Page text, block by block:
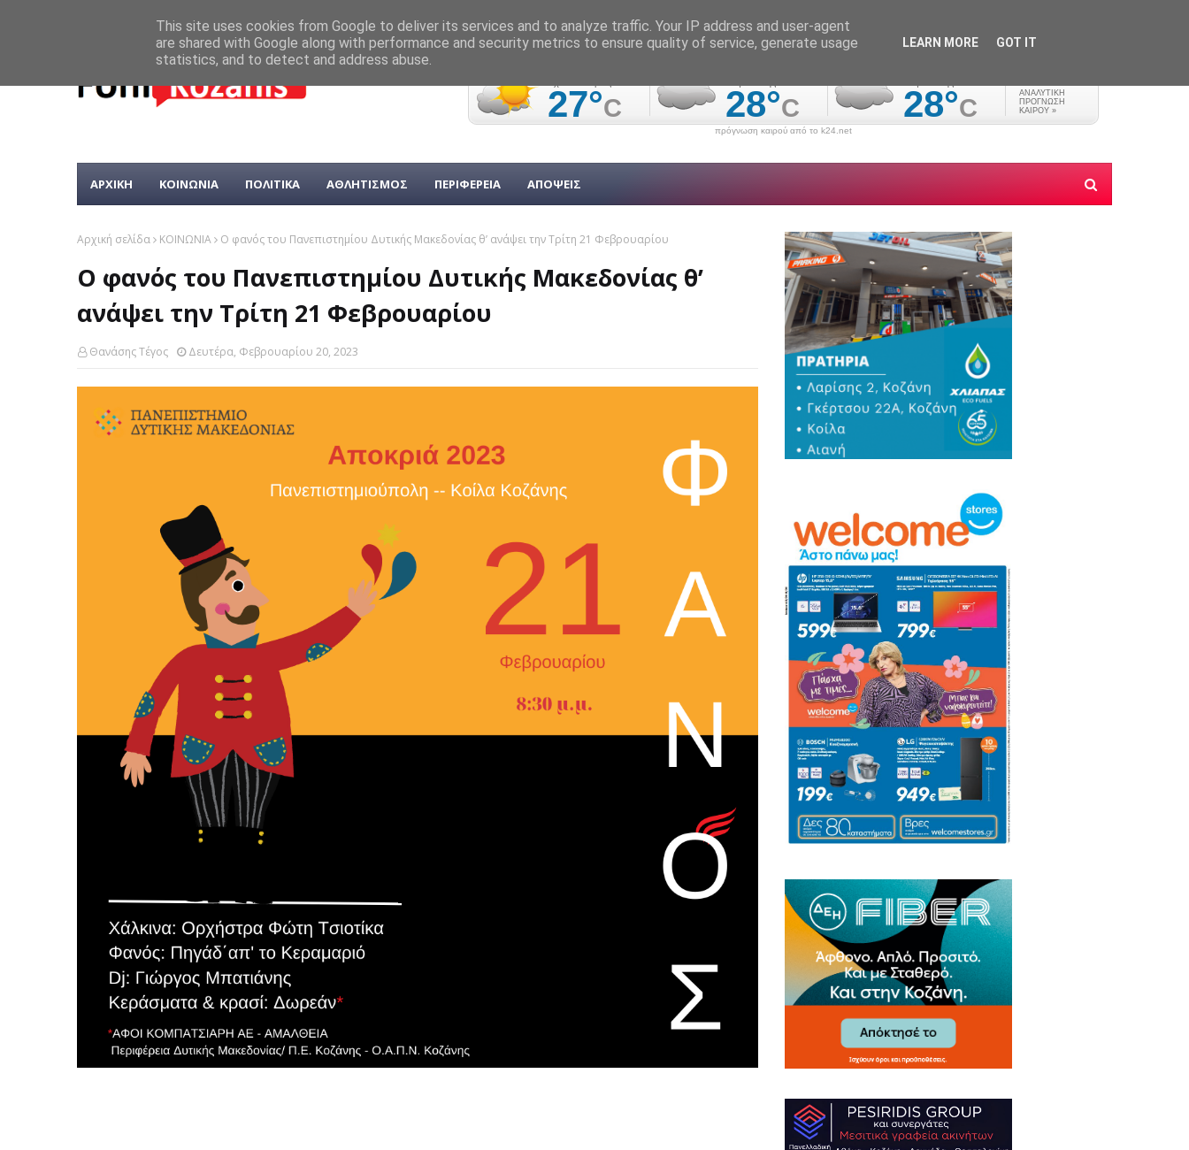
πρόγνωση καιρού από το k24.net
ΑΡΧΙΚΗ ΚΟΙΝΩΝΙΑ ΠΟΛΙΤΙΚΑ ΑΘΛΗΤΙΣΜΟΣ ΠΕΡΙΦΕΡΕΙΑ ΑΠΟΨΕΙΣ
Αρχική σελίδα ΚΟΙΝΩΝΙΑ Ο φανός του Πανεπιστημίου Δυτικής Μακεδονίας θ’ ανάψει την Τρίτη 21 Φεβρουαρίου
Ο φανός του Πανεπιστημίου Δυτικής Μακεδονίας θ’
ανάψει την Τρίτη 21 Φεβρουαρίου
Θανάσης Τέγος Δευτέρα, Φεβρουαρίου 20, 2023
This site uses cookies from Google to deliver its services and to analyze traffic. Your IP address and user-agent
are shared with Google along with performance and security metrics to ensure quality of service, generate usage
statistics, and to detect and address abuse.
LEARN MORE GOT IT